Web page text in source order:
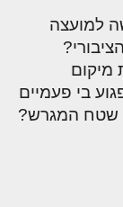
למועצה
מיקום
בי פעמיים
שטח המגרש?